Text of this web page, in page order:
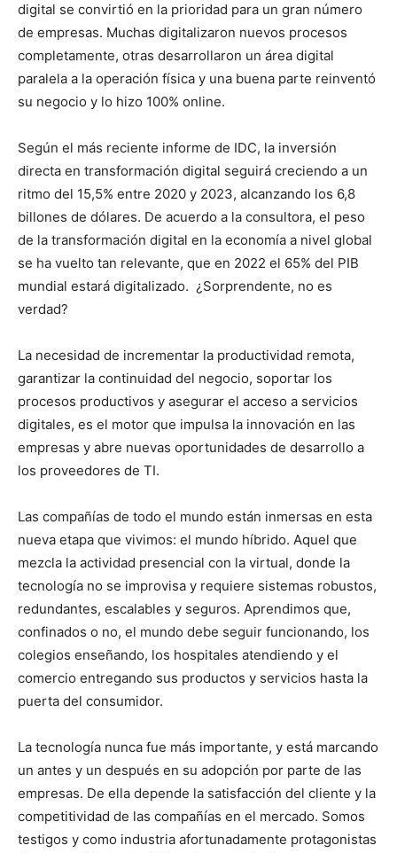
digital se convirtió en la prioridad para un gran número
de empresas. Muchas digitalizaron nuevos procesos
completamente, otras desarrollaron un área digital
paralela a la operación física y una buena parte reinventó
su negocio y lo hizo 100% online.
Según el más reciente informe de IDC, la inversión
directa en transformación digital seguirá creciendo a un
ritmo del 15,5% entre 2020 y 2023, alcanzando los 6,8
billones de dólares. De acuerdo a la consultora, el peso
de la transformación digital en la economía a nivel global
se ha vuelto tan relevante, que en 2022 el 65% del PIB
mundial estará digitalizado. ¿Sorprendente, no es
verdad?
La necesidad de incrementar la productividad remota,
garantizar la continuidad del negocio, soportar los
procesos productivos y asegurar el acceso a servicios
digitales, es el motor que impulsa la innovación en las
empresas y abre nuevas oportunidades de desarrollo a
los proveedores de TI.
Las compañías de todo el mundo están inmersas en esta
nueva etapa que vivimos: el mundo híbrido. Aquel que
mezcla la actividad presencial con la virtual, donde la
tecnología no se improvisa y requiere sistemas robustos,
redundantes, escalables y seguros. Aprendimos que,
confinados o no, el mundo debe seguir funcionando, los
colegios enseñando, los hospitales atendiendo y el
comercio entregando sus productos y servicios hasta la
puerta del consumidor.
La tecnología nunca fue más importante, y está marcando
un antes y un después en su adopción por parte de las
empresas. De ella depende la satisfacción del cliente y la
competitividad de las compañías en el mercado. Somos
testigos y como industria afortunadamente protagonistas